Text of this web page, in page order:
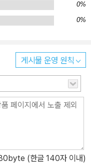
0%
0%
게시물 운영 원칙
(한글 140자 이내)